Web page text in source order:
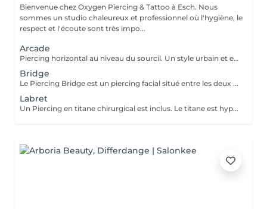
Bienvenue chez Oxygen Piercing & Tattoo à Esch. Nous
sommes un studio chaleureux et professionnel où l'hygiène, le
respect et l'écoute sont très impo...
Arcade
Piercing horizontal au niveau du sourcil. Un style urbain et expressif, réalisé avec un bijou courbé en titane. Pose précise adaptée à ta morphologie. Si tu souhaites te faire percer mais que tu as peur des aiguilles ou que tu souffres d'anxiété (stress, blocage), nous te demandons de bien vouloir réserver le service intitulé: <<NOM DU PIERCING (Phobie des aiguilles)>> Ce service ne côute pas plus cher. Il est simplement prévu pour des raisons d'organisation, afin que tout le monde soit à l'aise et bien accueilli(e).
Bridge
Le Piercing Bridge est un piercing facial situé entre les deux yeux à la racine du nez. Un Piercing en titane chirurgical est inclus. Le titane est hypoallergénique, léger et idéal pour les premières phases de cicatrisation. Si tu souhaites te faire percer mais que tu as peur des aiguilles ou que tu souffres d'anxiété (stress, blocage), nous te demandons de bien vouloir réserver le service intitulé: <<NOM DU PIERCING (Phobie des aiguilles)>> Ce service ne côute pas plus cher. Il est simplement prévu pour des raisons d'organisation, afin que tout le monde soit à l'aise et bien accueilli(e).
Labret
Un Piercing en titane chirurgical est inclus. Le titane est hypoallergénique, léger et idéal pour les premières phases de cicatrisation. Si tu souhaite te faire percer mais que tu as peur des aiguilles ou que tu souffres d'anxiété (stress, blocage), nous te demandons de bien vouloir réserver le service intitulé: <<NOM DU PIERCING (Phobie des aiguilles)>> Ce service ne côute pas plus cher. Il est simplement prévu pour des raisons d'organisation, afin que tout le monde soit à l'aise et bien accueilli(e).